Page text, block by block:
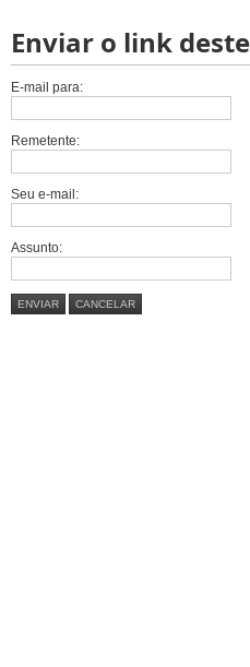
Enviar o link
E-mail para:
Remetente:
Seu e-mail:
Assunto:
ENVIAR CANCELAR